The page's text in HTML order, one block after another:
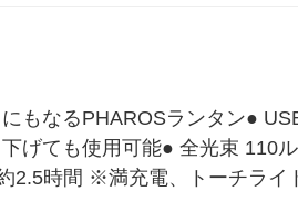
もなるPHAROSランタン●
げても使用可能● 全光束 110
2.5時間 ※満充電、トーチライ